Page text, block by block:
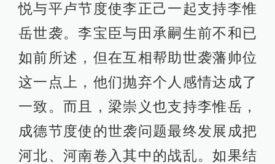
悦与平卢节度使李正己一起支持李惟
岳世袭。李宝臣与田承嗣生前不和已
如前所述，但在互相帮助世袭藩帅位
这一点上，他们抛弃个人感情达成了
一致。而且，梁崇义也支持李惟岳，
成德节度使的世袭问题最终发展成把
河北、河南卷入其中的战乱。如果结